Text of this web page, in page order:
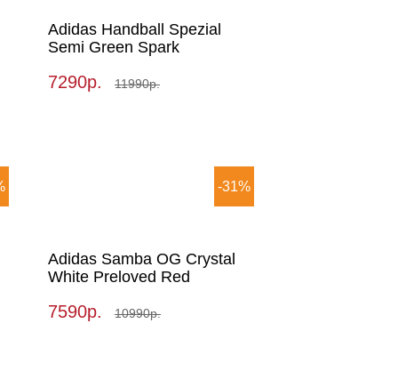
Adidas Handball Spezial
Semi Green Spark
7290р. 11990р.
-31%
Adidas Samba OG Crystal
White Preloved Red
7590р. 10990р.